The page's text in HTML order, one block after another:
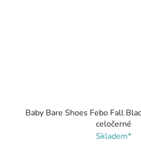
Baby Bare Shoes Febo Fall
celočerné
Skladem*